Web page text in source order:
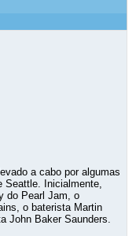
a cabo por algumas
Seattle. Inicialmente,
do Pearl Jam, o
o baterista Martin
John Baker Saunders.